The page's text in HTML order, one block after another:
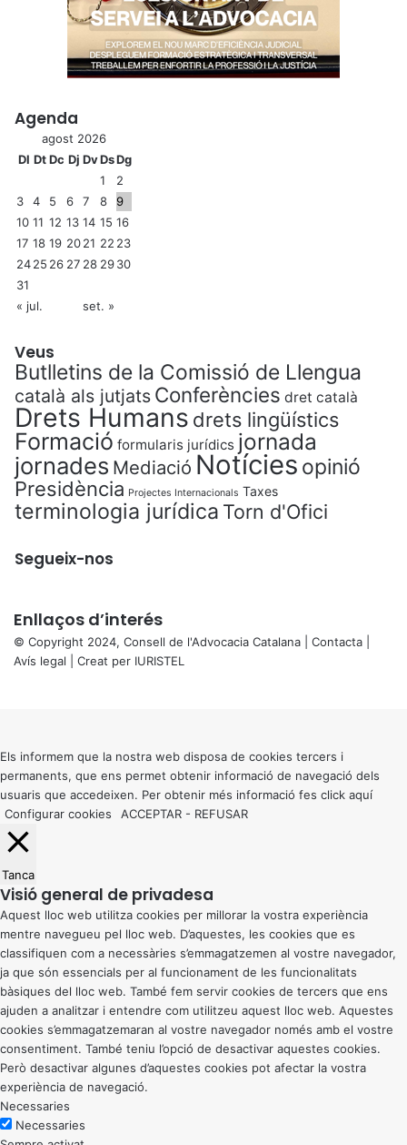
Agenda
agost 2026
Dl DtDc Dj DvDsDg
1
2
3
4 5 6 7 8
9
10 11 12 13 14 15 16
17 18 19 2021 22 23
2425 26 27 28 2930
31
« jul.
set. »
Veus
Butlletins de la Comissió de Llengua
català als jutjats Conferències dret català
Drets Humans drets lingüístics
Formació formularis jurídics jornada
jornades Mediació Notícies opinió
Presidència Projectes Internacionals Taxes
terminologia jurídica Torn d'Ofici
Segueix-nos
Enllaços d’interés
© Copyright 2024, Consell de l'Advocacia Catalana | Contacta
Avís legal | Creat per IURISTEL
button
Els informem que la nostra web disposa de cookies tercers i
permanents, que ens permet obtenir informació de navegació dels
usuaris que accedeixen. Per obtenir més informació fes click aquí
Configurar cookies
ACCEPTAR - REFUSAR
Tanca
Visió general de privadesa
Aquest lloc web utilitza cookies per millorar la vostra experiència
mentre navegueu pel lloc web. D’aquestes, les cookies que es
classifiquen com a necessàries s’emmagatzemen al vostre navegador,
ja que són essencials per al funcionament de les funcionalitats
bàsiques del lloc web. També fem servir cookies de tercers que ens
ajuden a analitzar i entendre com utilitzeu aquest lloc web. Aquestes
cookies s’emmagatzemaran al vostre navegador només amb el vostre
consentiment. També teniu l’opció de desactivar aquestes cookies.
Però desactivar algunes d’aquestes cookies pot afectar la vostra
experiència de navegació.
Necessaries
Necessaries